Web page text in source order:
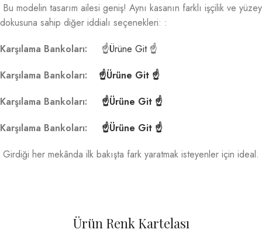
Bu modelin tasarım ailesi geniş! Aynı kasanın farklı işçilik ve yüzey
dokusuna sahip diğer iddialı seçenekleri: :
Karşılama Bankoları:
☝Ürüne Git ☝
Karşılama Bankoları: ☝Ürüne Git ☝
Karşılama Bankoları: ☝Ürüne Git ☝
Karşılama Bankoları: ☝Ürüne Git ☝
Girdiği her mekânda ilk bakışta fark yaratmak isteyenler için ideal.
Ürün Renk Kartelası